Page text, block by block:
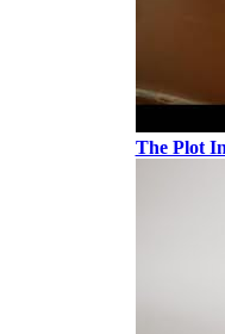
The Plot